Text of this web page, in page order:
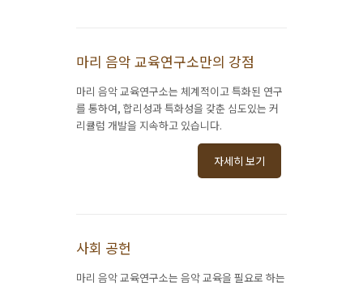
마리 음악 교육연구소만의 강점
마리 음악 교육연구소는 체계적이고 특화된 연구
를 통하여, 합리성과 특화성을 갖춘 심도있는 커
리큘럼 개발을 지속하고 있습니다.
자세히 보기
사회 공헌
마리 음악 교육연구소는 음악 교육을 필요로 하는